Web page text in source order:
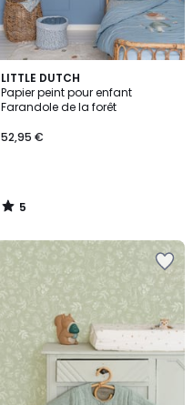
LITTLE DUTCH
Papier peint pour enfant
Farandole de la forêt
52,95 €
5
/
5
5
/